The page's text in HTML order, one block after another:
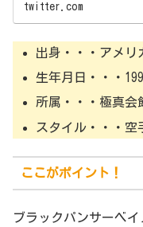
twitter.com
出身・・・アメ
生年月日・・・
所属・・・極真会
スタイル・・・空
ここがポイント！
ブラックパンサーベ